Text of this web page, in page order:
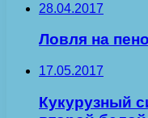
28.04.2017
Ловля на
17.05.2017
Кукурузный